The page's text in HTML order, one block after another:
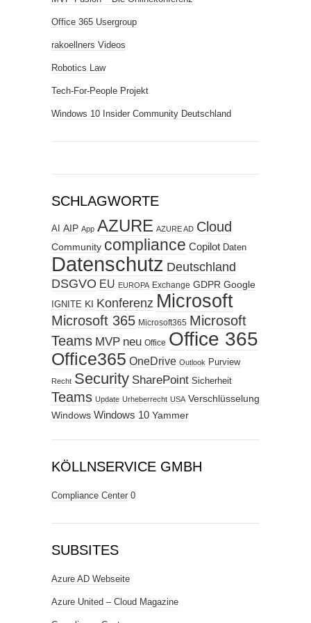
Office 365 Usergroup
rakoellners Videos
Robotics Law
Tech-For-People Projekt
Windows 10 Insider Community Deutschland
SCHLAGWORTE
AI AIP App AZURE AZURE AD Cloud
Community compliance Copilot Daten
Datenschutz Deutschland
DSGVO EU EUROPA Exchange GDPR Google
IGNITE KI Konferenz Microsoft
Microsoft 365 Microsoft365 Microsoft
Teams MVP neu Office Office 365
Office365 OneDrive Outlook Purview
Recht Security SharePoint Sicherheit
Teams Update Urheberrecht USA Verschlüsselung
Windows Windows 10 Yammer
KÖLLNSERVICE GMBH
Compliance Center 0
SUBSITES
Azure AD Webseite
Azure United – Cloud Magazine